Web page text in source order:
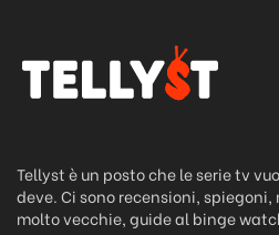
Tellyst è un posto che le serie tv
deve. Ci sono recensioni, spiegoni,
molto vecchie, guide al binge